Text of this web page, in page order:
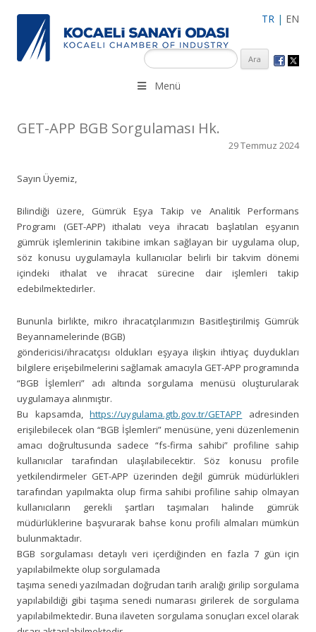
TR | EN
KSO 3500’ü aşkın sanayi kuruluşuna uzman çalışanları ile İzmit
Merkez, Çayırova, Dilovası, Gebze ve İMES OSB’deki ofisleri ile
Menü
GET-APP BGB Sorgulaması Hk.
29 Temmuz 2024
Sayın Üyemiz,
Bilindiği üzere, Gümrük Eşya Takip ve Analitik Performans
Programı (GET-APP) ithalatı veya ihracatı başlatılan eşyanın
gümrük işlemlerinin takibine imkan sağlayan bir uygulama olup,
söz konusu uygulamayla kullanıcılar belirli bir takvim dönemi
içindeki ithalat ve ihracat sürecine dair işlemleri takip
edebilmektedirler.
Bununla birlikte, mikro ihracatçılarımızın Basitleştirilmiş Gümrük
Beyannamelerinde (BGB)
göndericisi/ihracatçısı oldukları eşyaya ilişkin ihtiyaç duydukları
bilgilere erişebilmelerini sağlamak amacıyla GET-APP programında
“BGB İşlemleri” adı altında sorgulama menüsü oluşturularak
uygulamaya alınmıştır.
Bu kapsamda,https://uygulama.gtb.gov.tr/GETAPP adresinden
erişilebilecek olan “BGB İşlemleri” menüsüne, yeni düzenlemenin
amacı doğrultusunda sadece “fs-firma sahibi” profiline sahip
kullanıcılar tarafından ulaşılabilecektir. Söz konusu profile
yetkilendirmeler GET-APP üzerinden değil gümrük müdürlükleri
tarafından yapılmakta olup firma sahibi profiline sahip olmayan
kullanıcıların gerekli şartları taşımaları halinde gümrük
müdürlüklerine başvurarak bahse konu profili almaları mümkün
bulunmaktadır.
BGB sorgulaması detaylı veri içerdiğinden en fazla 7 gün için
yapılabilmekte olup sorgulamada
taşıma senedi yazılmadan doğrudan tarih aralığı girilip sorgulama
yapılabildiği gibi taşıma senedi numarası girilerek de sorgulama
yapılabilmektedir. Buna ilaveten sorgulama sonuçları excel olarak